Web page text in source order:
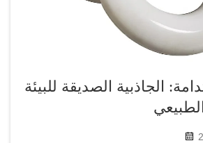
الجاذبية الصديقة للبيئة